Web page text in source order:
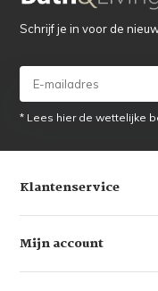
Schrijf je in voor de
* Lees hier de wettelijke
Klantenservice
Mijn account